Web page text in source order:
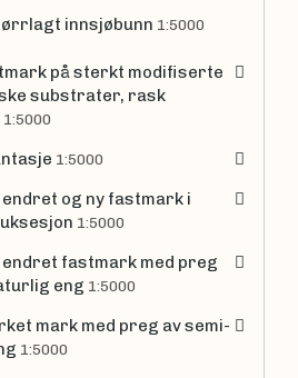
innsjøbunn 1:5000
på sterkt modifiserte
substrater, rask
1:5000
1:5000
og ny fastmark i
1:5000
fastmark med preg
eng 1:5000
mark med preg av semi-
1:5000